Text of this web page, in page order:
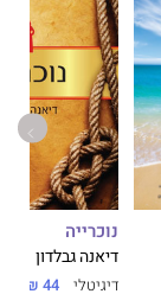
נוכרייה
דיאנה גבלדון
דיגיטלי 44 ₪